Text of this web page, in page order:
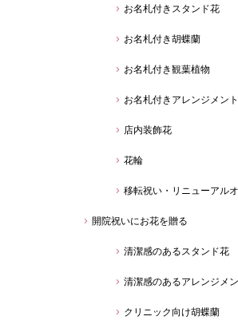
お名札付きスタンド花
お名札付き胡蝶蘭
お名札付き観葉植物
お名札付きアレンジメン
店内装飾花
花輪
移転祝い・リニューアル
開院祝いにお花を贈る
清潔感のあるスタンド花
清潔感のあるアレンジメ
クリニック向け胡蝶蘭